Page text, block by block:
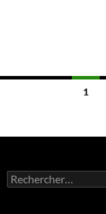
Navigation
articles
1
Rechercher :